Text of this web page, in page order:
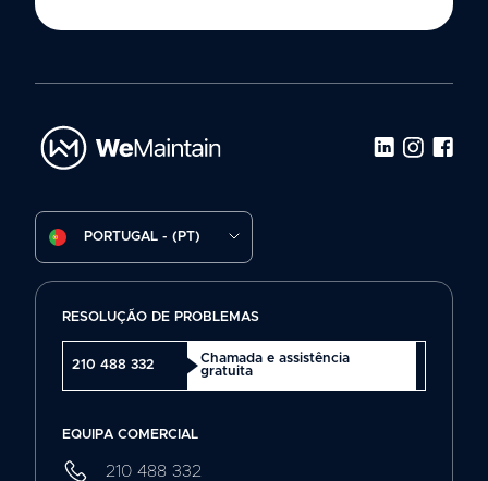
PORTUGAL - (PT)
RESOLUÇÃO DE PROBLEMAS
210 488 332
Chamada e assistência
gratuita
EQUIPA COMERCIAL
210 488 332